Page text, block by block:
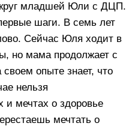
младшей Юли с ДЦП.
шаги. В семь лет
Сейчас Юля ходит в
но мама продолжает с
опыте знает, что
нельзя
и мечтах о здоровье
мечтать о